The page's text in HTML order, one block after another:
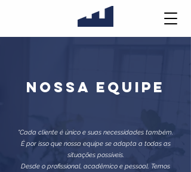
NOSSA EQUIPE
"Cada cliente é único e suas necessidades também.
É por isso que nossa equipe se adapta a todas as
situações possíveis.
Desde o profissional, acadêmico e pessoal. Temos